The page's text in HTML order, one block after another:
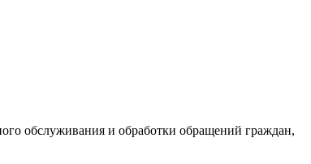
обслуживания и обработки обращений граждан,